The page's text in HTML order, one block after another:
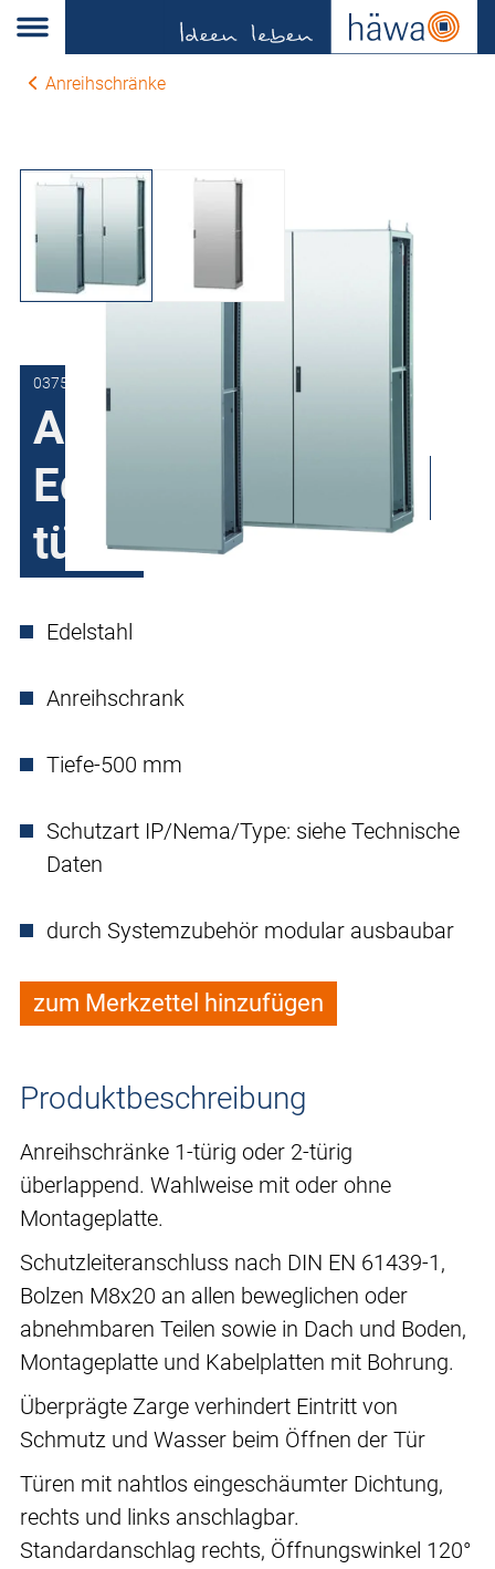
Anreihschränke
0375-8020-50-00
Anreihschrank
Edelstahl H375, 1-
türig
Edelstahl
Anreihschrank
Tiefe-500 mm
Schutzart IP/Nema/Type: siehe Technische
Daten
durch Systemzubehör modular ausbaubar
zum Merkzettel hinzufügen
Produktbeschreibung
Anreihschränke 1-türig oder 2-türig
überlappend. Wahlweise mit oder ohne
Montageplatte.
Schutzleiteranschluss nach DIN EN 61439-1,
Bolzen M8x20 an allen beweglichen oder
abnehmbaren Teilen sowie in Dach und Boden,
Montageplatte und Kabelplatten mit Bohrung.
Überprägte Zarge verhindert Eintritt von
Schmutz und Wasser beim Öffnen der Tür
Türen mit nahtlos eingeschäumter Dichtung,
rechts und links anschlagbar.
Standardanschlag rechts, Öffnungswinkel 120°